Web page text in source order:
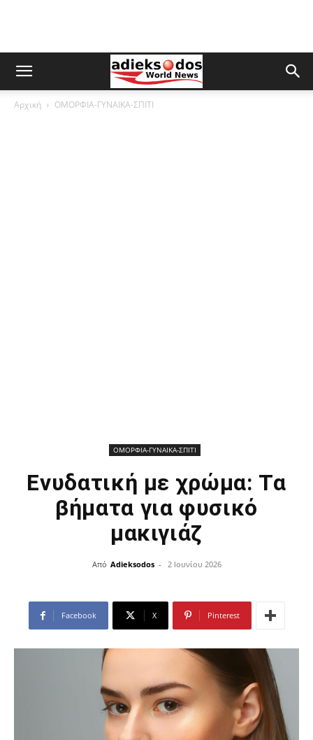
Αρχική ΟΜΟΡΦΙΑ-ΓΥΝΑΙΚΑ-ΣΠΙΤΙ
ΟΜΟΡΦΙΑ-ΓΥΝΑΙΚΑ-ΣΠΙΤΙ
Ενυδατική με χρώμα: Τα
βήματα για φυσικό
μακιγιάζ
Από Adieksodos - 2 Ιουνίου 2026
Facebook X Pinterest